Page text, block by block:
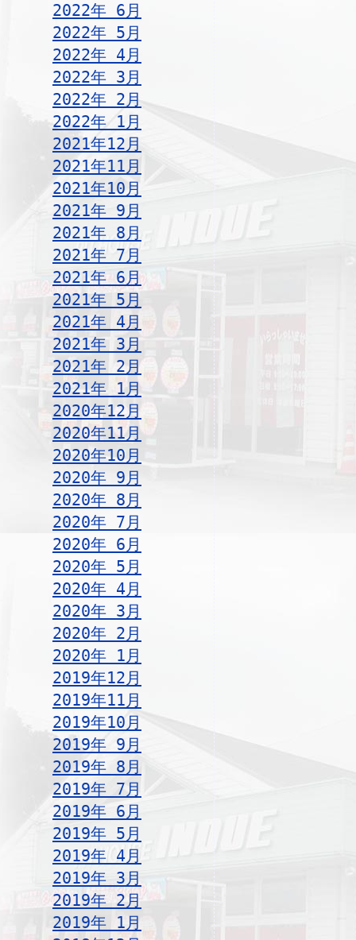
2022年 6月
2022年 5月
2022年 4月
2022年 3月
2022年 2月
2022年 1月
2021年12月
2021年11月
2021年10月
2021年 9月
2021年 8月
2021年 7月
2021年 6月
2021年 5月
2021年 4月
2021年 3月
2021年 2月
2021年 1月
2020年12月
2020年11月
2020年10月
2020年 9月
2020年 8月
2020年 7月
2020年 6月
2020年 5月
2020年 4月
2020年 3月
2020年 2月
2020年 1月
2019年12月
2019年11月
2019年10月
2019年 9月
2019年 8月
2019年 7月
2019年 6月
2019年 5月
2019年 4月
2019年 3月
2019年 2月
2019年 1月